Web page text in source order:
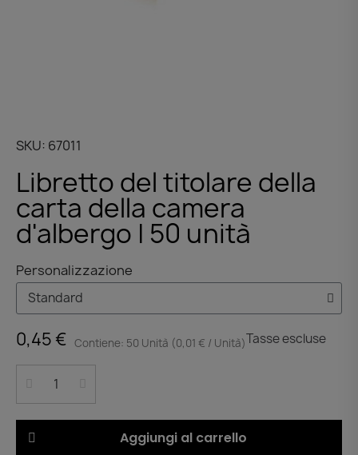
SKU 67011
Libretto del titolare della
carta della camera
d'albergo | 50 unità
Personalizzazione
0,45 € Contiene: 50 Unità (0,01 € / Unità)Tasse escluse
Aggiungi al carrello